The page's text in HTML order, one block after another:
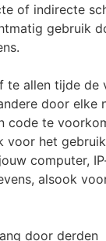
of indirecte
gebruik
te allen tijde de
door elke
code te
voor het
computer,
alsook
door derden